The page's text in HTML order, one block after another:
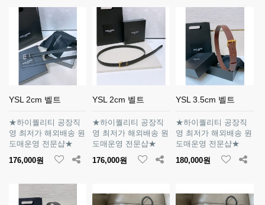
YSL 2cm 벨트
★하이퀄리티 공장직
영 최저가 해외배송 원
도매운영 전문샵★
176,000원
YSL 2cm 벨트
★하이퀄리티 공장직
영 최저가 해외배송 원
도매운영 전문샵★
176,000원
YSL 3.5cm 벨트
★하이퀄리티 공장직
영 최저가 해외배송 원
도매운영 전문샵★
180,000원